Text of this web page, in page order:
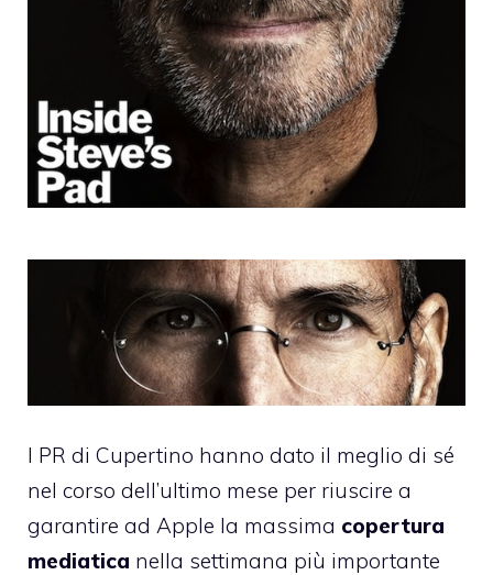
I PR di Cupertino hanno dato il meglio di sé
nel corso dell’ultimo mese per riuscire a
garantire ad Apple la massima copertura
mediatica nella settimana più importante